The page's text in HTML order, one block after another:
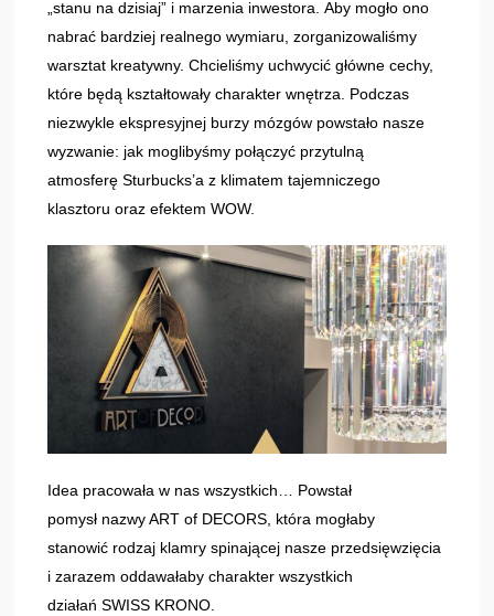
„stanu na dzisiaj” i marzenia inwestora. Aby mogło ono
nabrać bardziej realnego wymiaru, zorganizowaliśmy
warsztat kreatywny. Chcieliśmy uchwycić główne cechy,
które będą kształtowały charakter wnętrza. Podczas
niezwykle ekspresyjnej burzy mózgów powstało nasze
wyzwanie: jak moglibyśmy połączyć przytulną
atmosferę Sturbucks’a z klimatem tajemniczego
klasztoru oraz efektem WOW.
Idea pracowała w nas wszystkich… Powstał
pomysł nazwy ART of DECORS, która mogłaby
stanowić rodzaj klamry spinającej nasze przedsięwzięcia
i zarazem oddawałaby charakter wszystkich
działań SWISS KRONO.